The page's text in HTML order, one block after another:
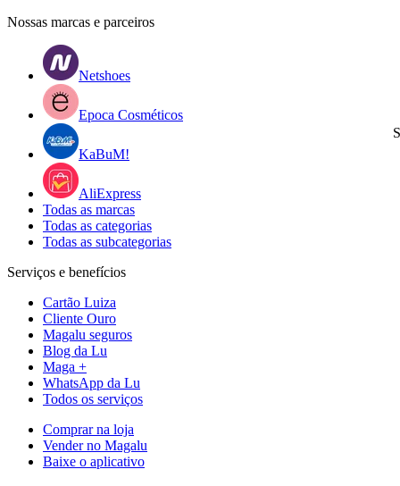
Nossas marcas e parceiros
Netshoes
Epoca Cosméticos
KaBuM!
AliExpress
Todas as marcas
Todas as categorias
Todas as subcategorias
Serviços e benefícios
Cartão Luiza
Cliente Ouro
Magalu seguros
Blog da Lu
Maga +
WhatsApp da Lu
Todos os serviços
Comprar na loja
Vender no Magalu
Baixe o aplicativo